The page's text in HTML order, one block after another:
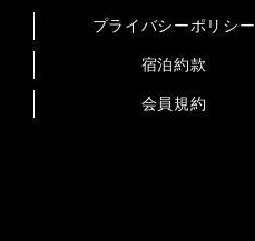
プライバシーポリシー
宿泊約款
会員規約